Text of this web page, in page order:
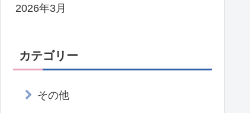
2026年3月
カテゴリー
その他